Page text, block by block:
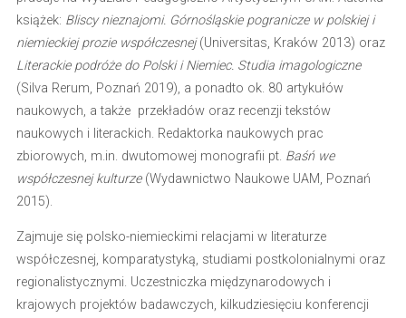
książek: Bliscy nieznajomi. Górnośląskie pogranicze w polskiej i
niemieckiej prozie współczesnej(Universitas, Kraków 2013) oraz
Literackie podróże do Polski i Niemiec. Studia imagologiczne
(Silva Rerum, Poznań 2019), a ponadto ok. 80 artykułów
naukowych, a także przekładów oraz recenzji tekstów
naukowych i literackich. Redaktorka naukowych prac
zbiorowych, m.in. dwutomowej monografii pt. Baśń we
współczesnej kulturze(Wydawnictwo Naukowe UAM, Poznań
2015).
Zajmuje się polsko-niemieckimi relacjami w literaturze
współczesnej, komparatystyką, studiami postkolonialnymi oraz
regionalistycznymi. Uczestniczka międzynarodowych i
krajowych projektów badawczych, kilkudziesięciu konferencji